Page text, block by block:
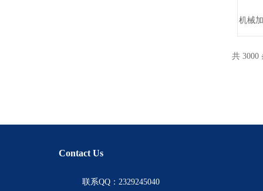
机械
共 3000
Contact Us
联系QQ：2329245040